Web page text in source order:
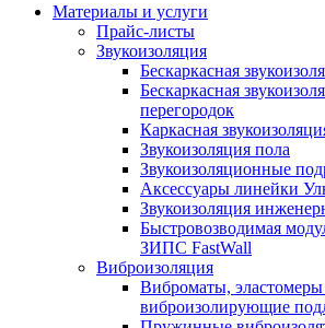
Материалы и услуги
Прайс-листы
Звукоизоляция
Бескаркасная
Бескаркасная
перегородок
Каркасная
Звукоизоляция пола
Звукоизоляционные
Аксессуары линейки
Звукоизоляция
Быстровозводимая
ЗИПС FastWall
Виброизоляция
Виброматы,
виброизолирующие